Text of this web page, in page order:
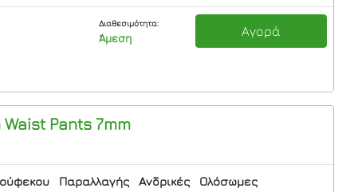
Διαθεσιμότητα:
Άμεση Αγορά
Pants 7mm
Παραλλαγής Ανδρικές Ολόσωμες